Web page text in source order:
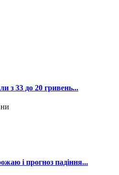
з 33 до 20 гривень...
і прогноз падіння...